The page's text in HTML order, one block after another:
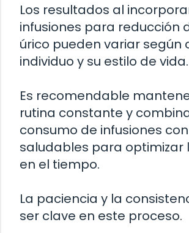
Los resultados al
infusiones para reducción
úrico pueden variar según
individuo y su estilo de vida.
Es recomendable
rutina constante y
consumo de infusiones
saludables para optimizar
en el tiempo.
La paciencia y la
ser clave en este proceso.